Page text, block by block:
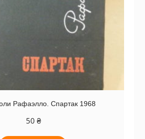
Рафаэлло. Спартак 1968
50 ₴